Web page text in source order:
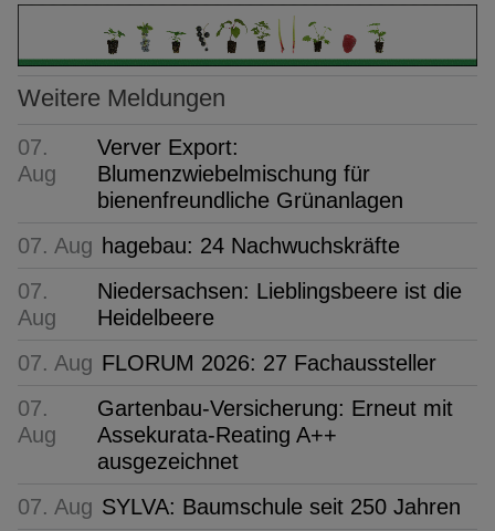
Weitere Meldungen
07.
Aug
Verver Export:
Blumenzwiebelmischung für
bienenfreundliche Grünanlagen
07. Aug hagebau: 24 Nachwuchskräfte
07.
Aug
Niedersachsen: Lieblingsbeere ist die
Heidelbeere
07. Aug FLORUM 2026: 27 Fachaussteller
07.
Aug
Gartenbau-Versicherung: Erneut mit
Assekurata-Reating A++
ausgezeichnet
07. Aug SYLVA: Baumschule seit 250 Jahren